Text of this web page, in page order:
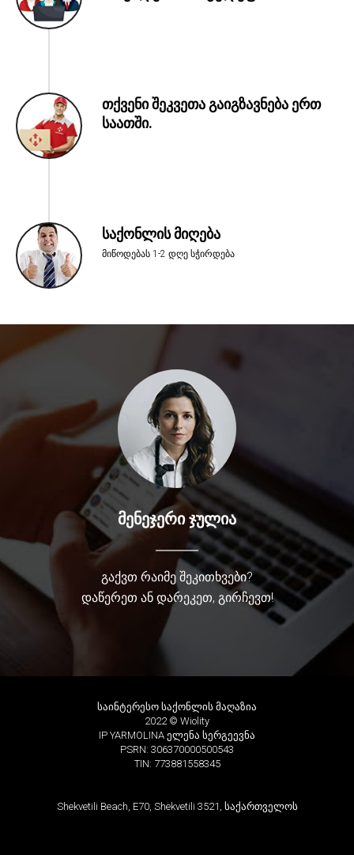
თქვენი შეკვეთა გაიგზავნება ერთ
საათში.
საქონლის მიღება
მიწოდებას 1-2 დღე სჭირდება
მენეჯერი ჯულია
გაქვთ რაიმე შეკითხვები?
დაწერეთ ან დარეკეთ, გირჩევთ!
საინტერესო საქონლის მაღაზია
2022 © Wiolity
IP YARMOLINA ელენა სერგეევნა
PSRN: 306370000500543
TIN: 773881558345
Shekvetili Beach, E70, Shekvetili 3521, საქართველოს